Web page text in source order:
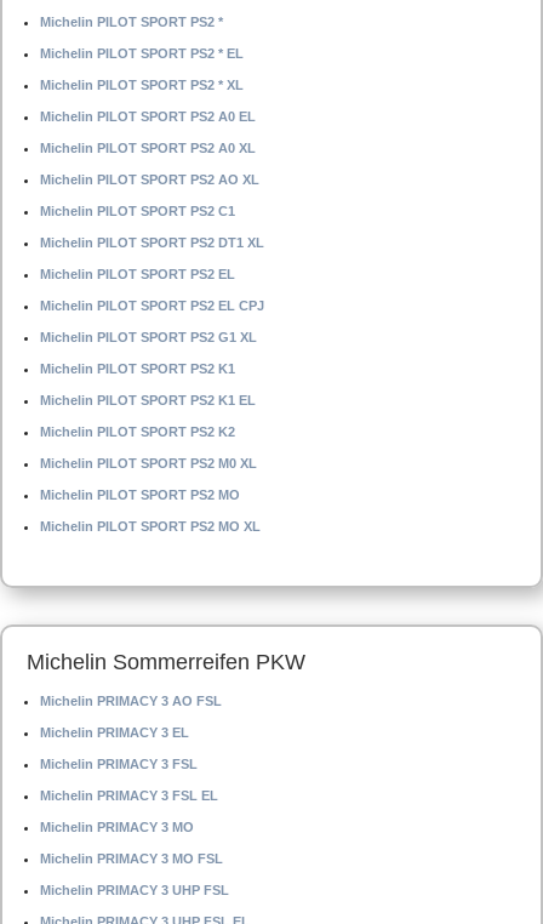
Michelin PILOT SPORT PS2 *
Michelin PILOT SPORT PS2 * EL
Michelin PILOT SPORT PS2 * XL
Michelin PILOT SPORT PS2 A0 EL
Michelin PILOT SPORT PS2 A0 XL
Michelin PILOT SPORT PS2 AO XL
Michelin PILOT SPORT PS2 C1
Michelin PILOT SPORT PS2 DT1 XL
Michelin PILOT SPORT PS2 EL
Michelin PILOT SPORT PS2 EL CPJ
Michelin PILOT SPORT PS2 G1 XL
Michelin PILOT SPORT PS2 K1
Michelin PILOT SPORT PS2 K1 EL
Michelin PILOT SPORT PS2 K2
Michelin PILOT SPORT PS2 M0 XL
Michelin PILOT SPORT PS2 MO
Michelin PILOT SPORT PS2 MO XL
Michelin Sommerreifen PKW
Michelin PRIMACY 3 AO FSL
Michelin PRIMACY 3 EL
Michelin PRIMACY 3 FSL
Michelin PRIMACY 3 FSL EL
Michelin PRIMACY 3 MO
Michelin PRIMACY 3 MO FSL
Michelin PRIMACY 3 UHP FSL